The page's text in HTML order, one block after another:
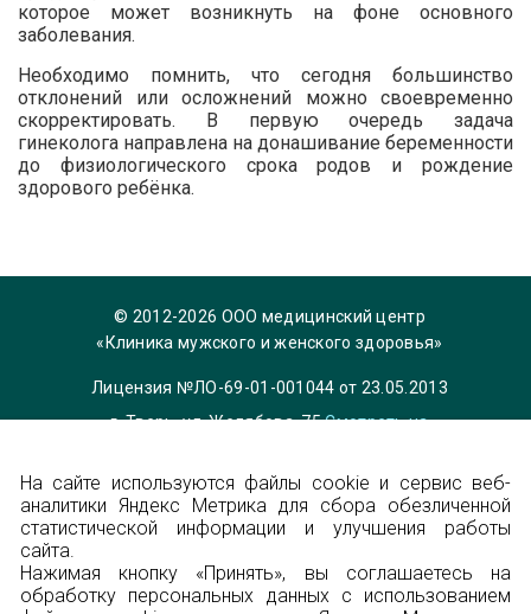
которое может возникнуть на фоне основного
заболевания.
Необходимо помнить, что сегодня большинство
отклонений или осложнений можно своевременно
скорректировать. В первую очередь задача
гинеколога направлена на донашивание беременности
до физиологического срока родов и рождение
здорового ребёнка.
© 2012-2026 ООО медицинский центр
«Клиника мужского и женского здоровья»
Лицензия №ЛО-69-01-001044 от 23.05.2013
г. Тверь, ул. Желябова, 75Смотреть на
Телефон 8 (4822) 36-84-33,info@garmonia-
clinic.ru
Политика конфиденциальности
На сайте используются файлы cookie и сервис веб-
аналитики Яндекс Метрика для сбора обезличенной
статистической информации и улучшения работы
сайта.
Нажимая кнопку «Принять», вы соглашаетесь на
обработку персональных данных с использованием